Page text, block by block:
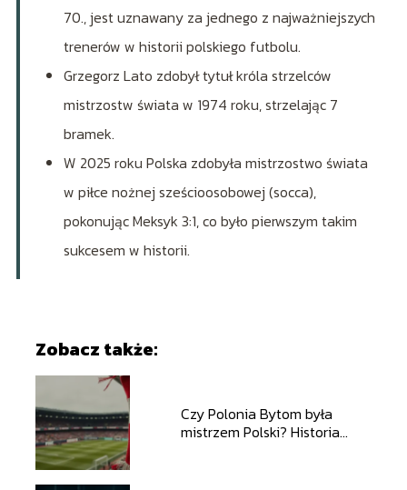
70., jest uznawany za jednego z najważniejszych
trenerów w historii polskiego futbolu.
Grzegorz Lato zdobył tytuł króla strzelców
mistrzostw świata w 1974 roku, strzelając 7
bramek.
W 2025 roku Polska zdobyła mistrzostwo świata
w piłce nożnej sześcioosobowej (socca),
pokonując Meksyk 3:1, co było pierwszym takim
sukcesem w historii.
Zobacz także:
Czy Polonia Bytom była
mistrzem Polski? Historia